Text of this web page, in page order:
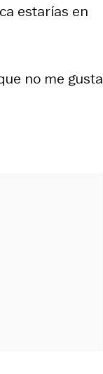
estarías en
no me gusta